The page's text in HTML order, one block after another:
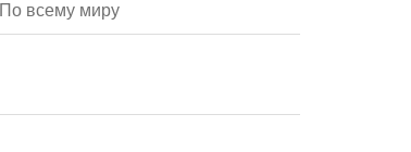
По всему миру